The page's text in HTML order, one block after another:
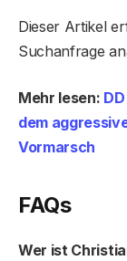
Dieser Artikel
Suchanfrage
Mehr lesen:
dem
Vormarsch
FAQs
Wer ist